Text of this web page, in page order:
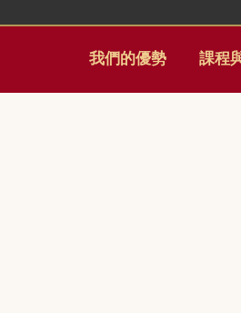
我們的優勢 課程